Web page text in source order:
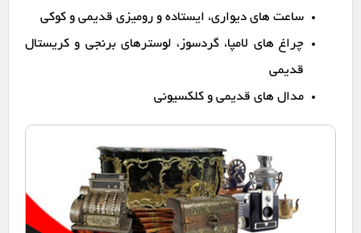
ساعت های دیواری، ایستاده و رومیزی قدیمی و کوکی
چراغ های لامپا، گردسوز، لوسترهای برنجی و کریستال
قدیمی
مدال های قدیمی و کلکسیونی